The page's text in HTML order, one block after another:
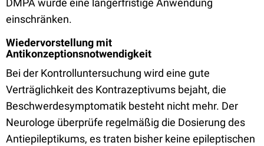
DMPA würde eine längerfristige Anwendung
einschränken.
Wiedervorstellung mit
Antikonzeptionsnotwendigkeit
Bei der Kontrolluntersuchung wird eine gute
Verträglichkeit des Kontrazeptivums bejaht, die
Beschwerdesymptomatik besteht nicht mehr. Der
Neurologe überprüfe regelmäßig die Dosierung des
Antiepileptikums, es traten bisher keine epileptischen